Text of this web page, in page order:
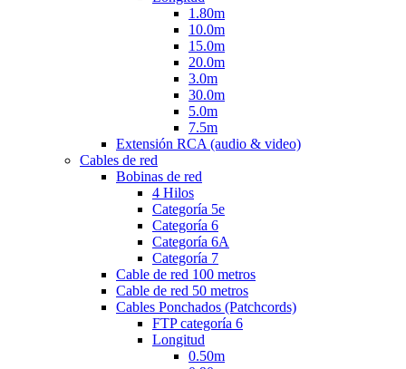
1.80m
10.0m
15.0m
20.0m
3.0m
30.0m
5.0m
7.5m
Extensión RCA (audio & video)
Cables de red
Bobinas de red
4 Hilos
Categoría 5e
Categoría 6
Categoría 6A
Categoría 7
Cable de red 100 metros
Cable de red 50 metros
Cables Ponchados (Patchcords)
FTP categoría 6
Longitud
0.50m